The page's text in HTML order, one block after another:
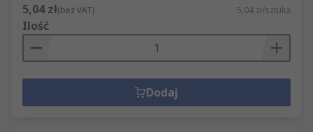
5,04 zł(bez VAT) 5,04 zł/sztuka
Ilość
Dodaj